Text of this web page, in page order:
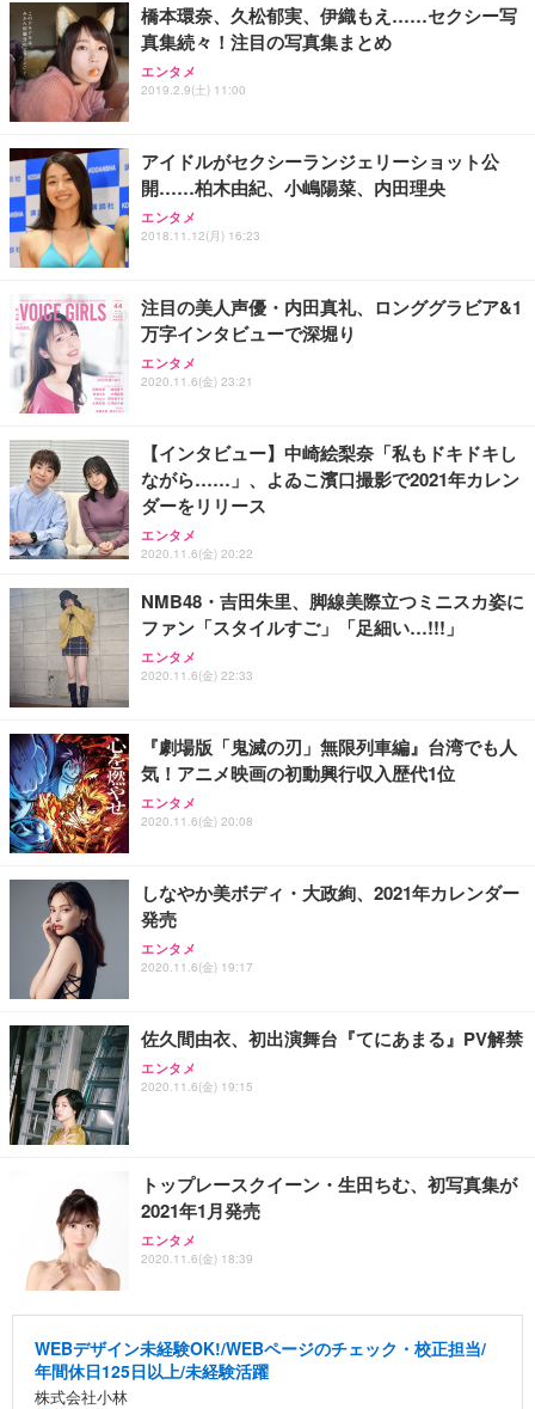
橋本環奈、久松郁実、伊織もえ……セクシー写
真集続々！注目の写真集まとめ
エンタメ
2019.2.9(土) 11:00
アイドルがセクシーランジェリーショット公
開……柏木由紀、小嶋陽菜、内田理央
エンタメ
2018.11.12(月) 16:23
注目の美人声優・内田真礼、ロンググラビア&1
万字インタビューで深堀り
エンタメ
2020.11.6(金) 23:21
【インタビュー】中崎絵梨奈「私もドキドキし
ながら……」、よゐこ濱口撮影で2021年カレン
ダーをリリース
エンタメ
2020.11.6(金) 20:22
NMB48・吉田朱里、脚線美際立つミニスカ姿に
ファン「スタイルすご」「足細い…!!!」
エンタメ
2020.11.6(金) 22:33
『劇場版「鬼滅の刃」無限列車編』台湾でも人
気！アニメ映画の初動興行収入歴代1位
エンタメ
2020.11.6(金) 20:08
しなやか美ボディ・大政絢、2021年カレンダー
発売
エンタメ
2020.11.6(金) 19:17
佐久間由衣、初出演舞台『てにあまる』PV解禁
エンタメ
2020.11.6(金) 19:15
トップレースクイーン・生田ちむ、初写真集が
2021年1月発売
エンタメ
2020.11.6(金) 18:39
WEBデザイン未経験OK!/WEBページのチェック・校正担当/
年間休日125日以上/未経験活躍
株式会社小林